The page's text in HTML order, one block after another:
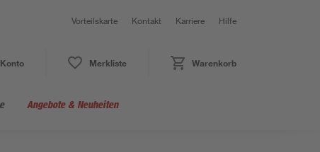
Vorteilskarte Kontakt Karriere Hilfe
Merkliste Warenkorb
Angebote & Neuheiten